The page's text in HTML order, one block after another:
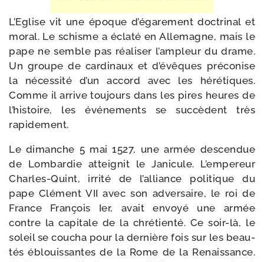
L’Eglise vit une époque d’é­ga­re­ment doc­tri­nal et
moral. Le schisme a écla­té en Allemagne, mais le
pape ne semble pas réa­li­ser l’am­pleur du drame.
Un groupe de car­di­naux et d’é­vêques pré­co­nise
la néces­si­té d’un accord avec les héré­tiques.
Comme il arrive tou­jours dans les pires heures de
l’his­toire, les évé­ne­ments se suc­cèdent très
rapidement.
Le dimanche 5 mai 1527, une armée des­cen­due
de Lombardie attei­gnit le Janicule. L’empereur
Charles-​Quint, irri­té de l’al­liance poli­tique du
pape Clément VII avec son adver­saire, le roi de
France François Ier, avait envoyé une armée
contre la capi­tale de la chré­tien­té. Ce soir-​là, le
soleil se cou­cha pour la der­nière fois sur les beau­
tés éblouis­santes de la Rome de la Renaissance.